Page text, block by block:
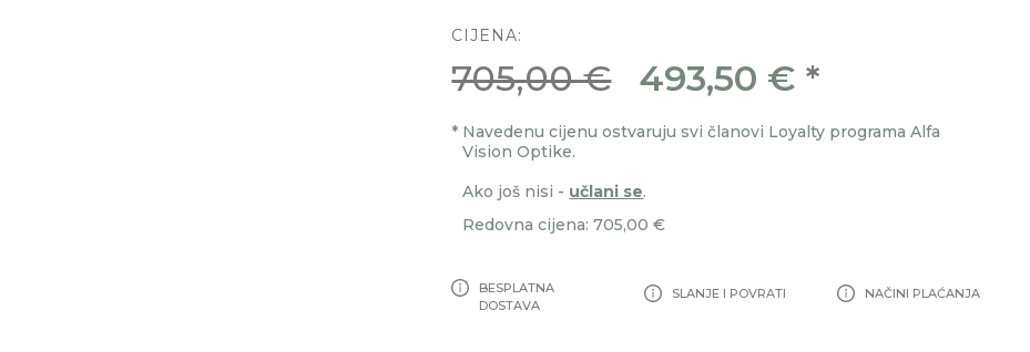
CIJENA:
705,00 € 493,50 € *
* Navedenu cijenu ostvaruju svi članovi Loyalty programa Alfa
Vision Optike.
Ako još nisi - učlani se.
Redovna cijena: 705,00 €
BESPLATNA
DOSTAVA
SLANJE I POVRATI NAČINI PLAĆANJA